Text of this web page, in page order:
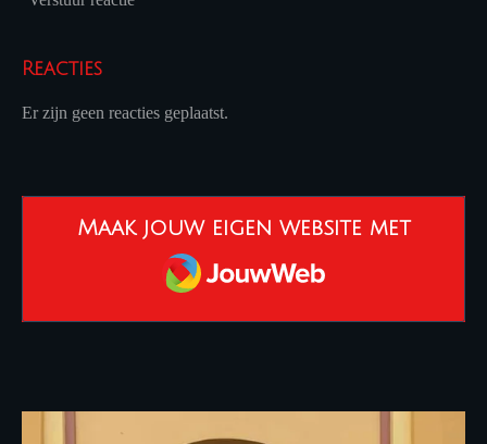
Reacties
Er zijn geen reacties geplaatst.
Maak jouw eigen website met
JouwWeb